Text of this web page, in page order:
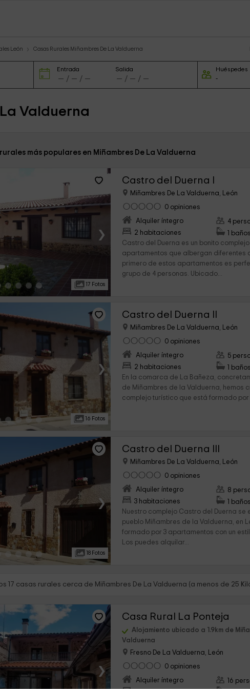
León Casas Rurales Miñambres De La Valduerna
Entrada Salida Huéspedes
Valduerna
más populares en Miñambres De La Valduerna
›
17 Fotos
Castro del Duerna I
Miñambres De La Valduerna, León
0 opiniones
Alquiler íntegro
2 habitaciones
4
1 baños
Castro del Duerna es un bonito
apartamentos que albergan diferentes
primero de estos apartamentos es
grupo de 4 personas. Ubicado...
›
16 Fotos
Castro del Duerna II
Miñambres De La Valduerna, León
0 opiniones
Alquiler íntegro
2 habitaciones
5
1 baños
En la comarca de La Bañeza,
de Miñambres de la Valduerna, hemos
complejo turístico que está formado
›
18 Fotos
Castro del Duerna III
Miñambres De La Valduerna, León
0 opiniones
Alquiler íntegro
3 habitaciones
8
1 baños
Nuestro complejo Castro del Duerna se
pueblo Miñambres de la Valduerna, en
formado por 3 apartamentos con un
Los puedes alquilar...
17 casas rurales cerca de Miñambres De La Valduerna (a menos de 25
›
Casa Rural La Ponteja
Alojamiento ubicado a 1.9km de
Valduerna
Fresno De La Valduerna, León
0 opiniones
Alquiler íntegro
16